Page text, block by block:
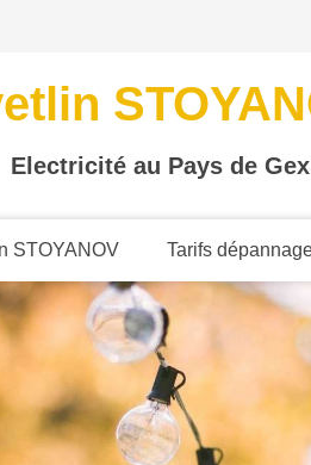
Electricité au Pays de Gex
STOYANOV Tarifs